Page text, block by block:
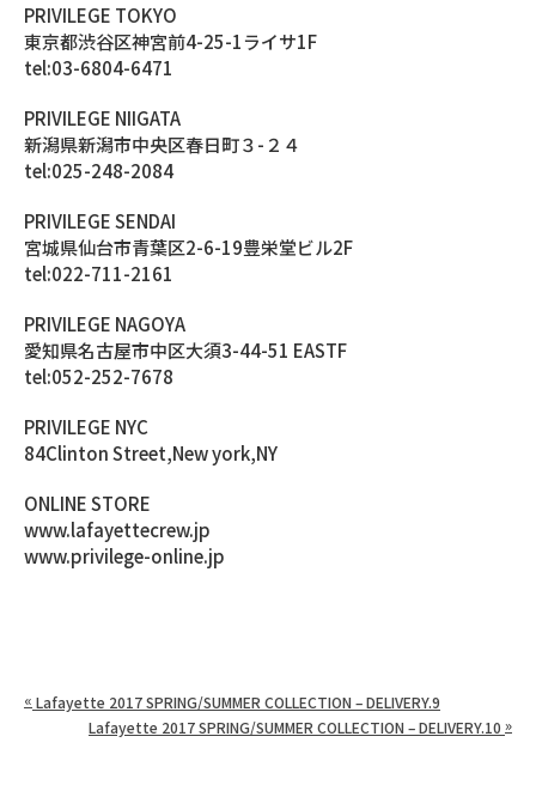
PRIVILEGE TOKYO
東京都渋谷区神宮前4-25-1ライサ1F
tel:03-6804-6471
PRIVILEGE NIIGATA
新潟県新潟市中央区春日町３-２４
tel:025-248-2084
PRIVILEGE SENDAI
宮城県仙台市青葉区2-6-19豊栄堂ビル2F
tel:022-711-2161
PRIVILEGE NAGOYA
愛知県名古屋市中区大須3-44-51 EASTF
tel:052-252-7678
PRIVILEGE NYC
84Clinton Street,New york,NY
ONLINE STORE
www.lafayettecrew.jp
www.privilege-online.jp
« Lafayette 2017 SPRING/SUMMER COLLECTION – DELIVERY.9
Lafayette 2017 SPRING/SUMMER COLLECTION – DELIVERY.10 »